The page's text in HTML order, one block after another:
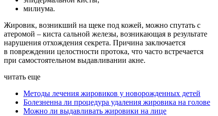
милиума.
Жировик, возникший на щеке под кожей, можно спутать с
атеромой – киста сальной железы, возникающая в результате
нарушения отхождения секрета. Причина заключается
в повреждении целостности протока, что часто встречается
при самостоятельном выдавливании акне.
читать еще
Методы лечения жировиков у новорожденных детей
Болезненна ли процедура удаления жировика на голове
Можно ли выдавливать жировики на лице